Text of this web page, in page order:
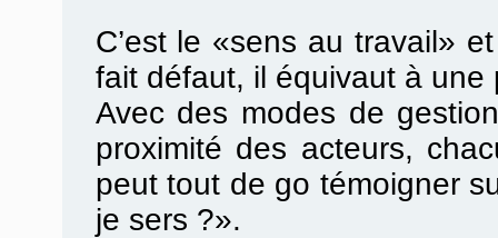
C’est le «sens au travail»
fait défaut, il équivaut à une
Avec des modes de
proximité des acteurs,
peut tout de go témoigner
je sers ?».